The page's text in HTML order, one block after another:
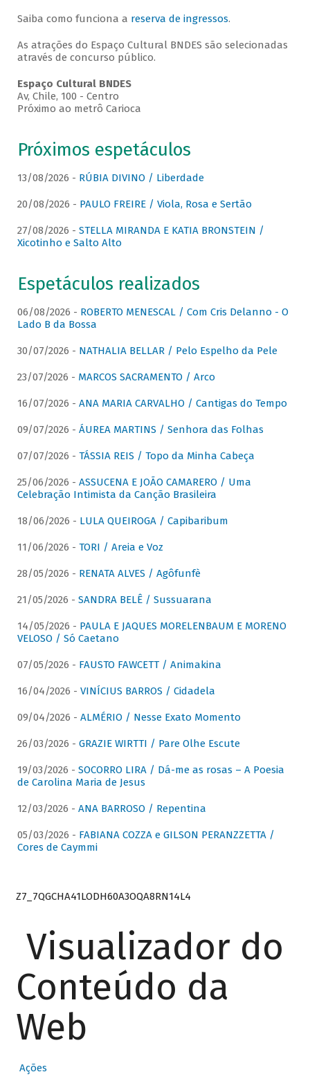
Saiba como funciona a reserva de ingressos.
As atrações do Espaço Cultural BNDES são selecionadas
através de concurso público.
Espaço Cultural BNDES
Av, Chile, 100 - Centro
Próximo ao metrô Carioca
Próximos espetáculos
13/08/2026 - RÚBIA DIVINO / Liberdade
20/08/2026 - PAULO FREIRE / Viola, Rosa e Sertão
27/08/2026 - STELLA MIRANDA E KATIA BRONSTEIN /
Xicotinho e Salto Alto
Espetáculos realizados
06/08/2026 - ROBERTO MENESCAL / Com Cris Delanno - O
Lado B da Bossa
30/07/2026 - NATHALIA BELLAR / Pelo Espelho da Pele
23/07/2026 - MARCOS SACRAMENTO / Arco
16/07/2026 - ANA MARIA CARVALHO / Cantigas do Tempo
09/07/2026 - ÁUREA MARTINS / Senhora das Folhas
07/07/2026 - TÁSSIA REIS / Topo da Minha Cabeça
25/06/2026 - ASSUCENA E JOÃO CAMARERO / Uma
Celebração Intimista da Canção Brasileira
18/06/2026 - LULA QUEIROGA / Capibaribum
11/06/2026 - TORI / Areia e Voz
28/05/2026 - RENATA ALVES / Agôfunfè
21/05/2026 - SANDRA BELÊ / Sussuarana
14/05/2026 - PAULA E JAQUES MORELENBAUM E MORENO
VELOSO / Só Caetano
07/05/2026 - FAUSTO FAWCETT / Animakina
16/04/2026 - VINÍCIUS BARROS / Cidadela
09/04/2026 - ALMÉRIO / Nesse Exato Momento
26/03/2026 - GRAZIE WIRTTI / Pare Olhe Escute
19/03/2026 - SOCORRO LIRA / Dá-me as rosas – A Poesia
de Carolina Maria de Jesus
12/03/2026 - ANA BARROSO / Repentina
05/03/2026 - FABIANA COZZA e GILSON PERANZZETTA /
Cores de Caymmi
Z7_7QGCHA41LODH60A3OQA8RN14L4
Visualizador do
Conteúdo da
Web
Ações